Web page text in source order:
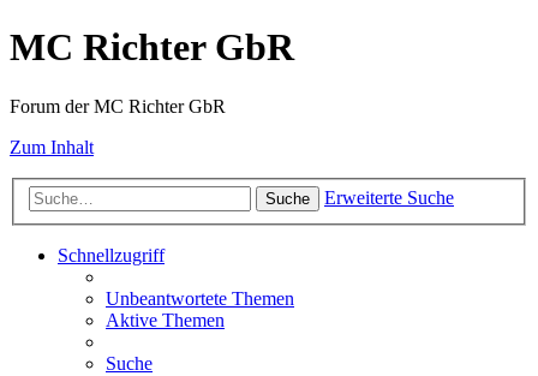
MC Richter GbR
Forum der MC Richter GbR
Zum Inhalt
Suche Erweiterte Suche
Schnellzugriff
Unbeantwortete Themen
Aktive Themen
Suche